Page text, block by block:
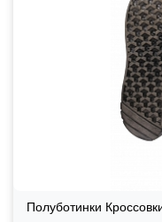
Полуботинки